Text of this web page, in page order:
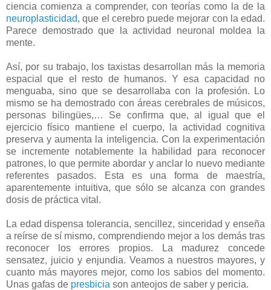
ciencia comienza a comprender, con teorías como la de la
neuroplasticidad, que el cerebro puede mejorar con la edad.
Parece demostrado que la actividad neuronal moldea la
mente.
Así, por su trabajo, los taxistas desarrollan más la memoria
espacial que el resto de humanos. Y esa capacidad no
menguaba, sino que se desarrollaba con la profesión. Lo
mismo se ha demostrado con áreas cerebrales de músicos,
personas bilingües,… Se confirma que, al igual que el
ejercicio físico mantiene el cuerpo, la actividad cognitiva
preserva y aumenta la inteligencia. Con la experimentación
se incremente notablemente la habilidad para reconocer
patrones, lo que permite abordar y anclar lo nuevo mediante
referentes pasados. Esta es una forma de maestría,
aparentemente intuitiva, que sólo se alcanza con grandes
dosis de práctica vital.
La edad dispensa tolerancia, sencillez, sinceridad y enseña
a reírse de sí mismo, comprendiendo mejor a los demás tras
reconocer los errores propios. La madurez concede
sensatez, juicio y enjundia. Veamos a nuestros mayores, y
cuanto más mayores mejor, como los sabios del momento.
Unas gafas de presbicia son anteojos de saber y pericia.